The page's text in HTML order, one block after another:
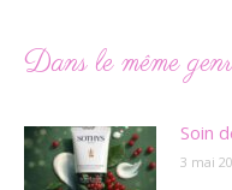
Dans le même
Soin
3 mai